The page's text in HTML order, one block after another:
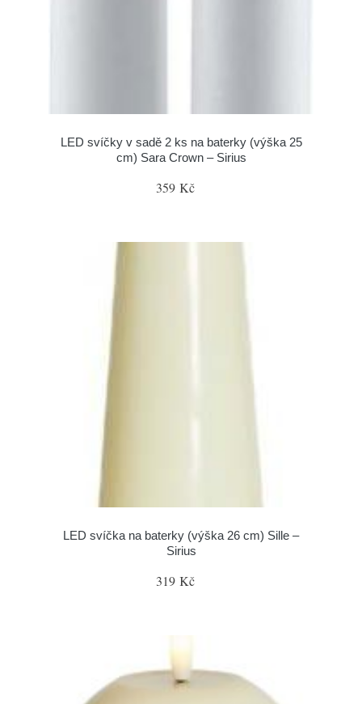
LED svíčky v sadě 2 ks na baterky (výška 25
cm) Sara Crown – Sirius
359 Kč
LED svíčka na baterky (výška 26 cm) Sille –
Sirius
319 Kč